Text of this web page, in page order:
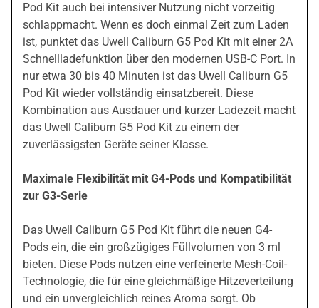
Pod Kit auch bei intensiver Nutzung nicht vorzeitig
schlappmacht. Wenn es doch einmal Zeit zum Laden
ist, punktet das Uwell Caliburn G5 Pod Kit mit einer 2A
Schnellladefunktion über den modernen USB-C Port. In
nur etwa 30 bis 40 Minuten ist das Uwell Caliburn G5
Pod Kit wieder vollständig einsatzbereit. Diese
Kombination aus Ausdauer und kurzer Ladezeit macht
das Uwell Caliburn G5 Pod Kit zu einem der
zuverlässigsten Geräte seiner Klasse.
Maximale Flexibilität mit G4-Pods und Kompatibilität
zur G3-Serie
Das Uwell Caliburn G5 Pod Kit führt die neuen G4-
Pods ein, die ein großzügiges Füllvolumen von 3 ml
bieten. Diese Pods nutzen eine verfeinerte Mesh-Coil-
Technologie, die für eine gleichmäßige Hitzeverteilung
und ein unvergleichlich reines Aroma sorgt. Ob